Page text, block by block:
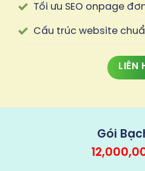
Tối ưu SEO onpage
Cấu trúc website
LIÊN
Gói